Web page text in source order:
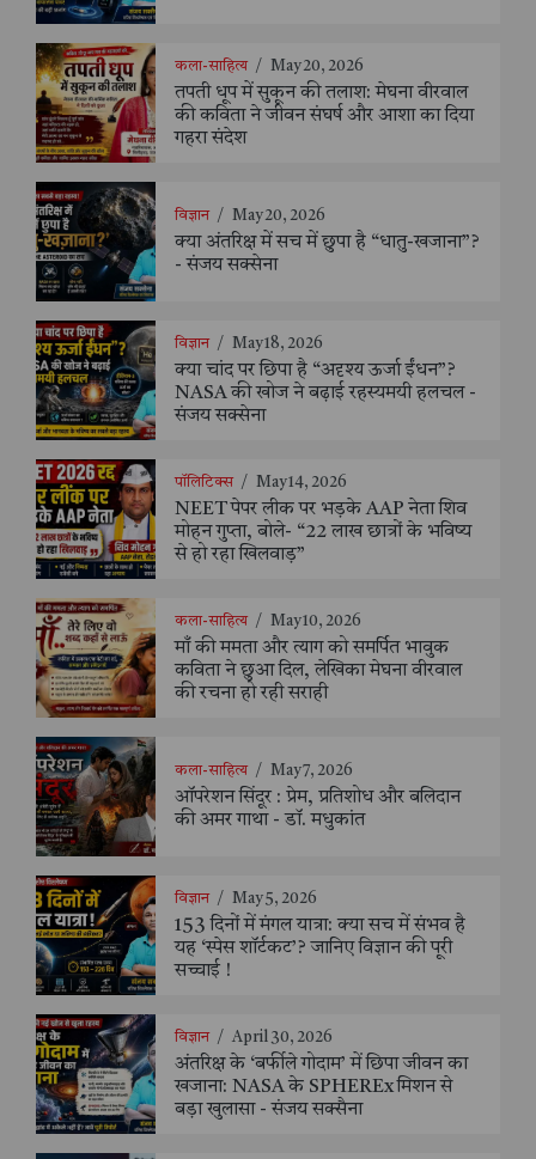
कला-साहित्य / May 20, 2026
तपती धूप में सुकून की तलाश: मेघना वीरवाल
की कविता ने जीवन संघर्ष और आशा का दिया
गहरा संदेश
विज्ञान / May 20, 2026
क्या अंतरिक्ष में सच में छुपा है “धातु-खजाना”?
- संजय सक्सेना
विज्ञान / May 18, 2026
क्या चांद पर छिपा है “अदृश्य ऊर्जा ईंधन”?
NASA की खोज ने बढ़ाई रहस्यमयी हलचल -
संजय सक्सेना
पॉलिटिक्स / May 14, 2026
NEET पेपर लीक पर भड़के AAP नेता शिव
मोहन गुप्ता, बोले- “22 लाख छात्रों के भविष्य
से हो रहा खिलवाड़”
कला-साहित्य / May 10, 2026
माँ की ममता और त्याग को समर्पित भावुक
कविता ने छुआ दिल, लेखिका मेघना वीरवाल
की रचना हो रही सराही
कला-साहित्य / May 7, 2026
ऑपरेशन सिंदूर : प्रेम, प्रतिशोध और बलिदान
की अमर गाथा - डॉ. मधुकांत
विज्ञान / May 5, 2026
153 दिनों में मंगल यात्रा: क्या सच में संभव है
यह ‘स्पेस शॉर्टकट’? जानिए विज्ञान की पूरी
सच्चाई !
विज्ञान / April 30, 2026
अंतरिक्ष के ‘बर्फीले गोदाम’ में छिपा जीवन का
खजाना: NASA के SPHEREx मिशन से
बड़ा खुलासा - संजय सक्सैना